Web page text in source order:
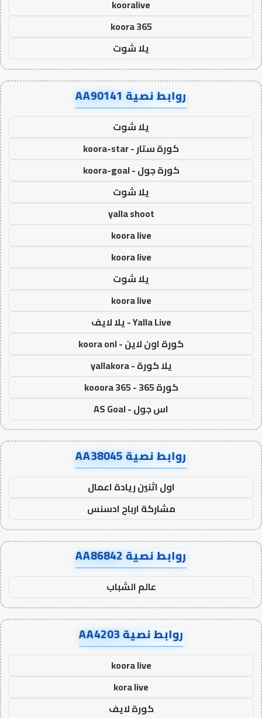
kooralive
koora 365
يلا شوت
روابط نصية AA90141
يلا شوت
كورة ستار - koora-star
كورة جول - koora-goal
يلا شوت
yalla shoot
koora live
koora live
يلا شوت
koora live
Yalla Live - يلا لايف
كورة اون لاين - koora onl
يلا كورة - yallakora
كورة 365 - kooora 365
اس جول - AS Goal
روابط نصية AA38045
اول اثنين ريادة اعمال
مشاركة ارباح ادسنس
روابط نصية AA86842
عالم الشباب
روابط نصية AA4203
koora live
kora live
كورة لايف